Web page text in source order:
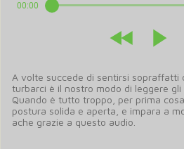
00:00
A volte succede di sentirsi sopraffatti
turbarci è il nostro modo di leggere gli
Quando è tutto troppo, per prima
postura solida e aperta, e impara a
ache grazie a questo audio.